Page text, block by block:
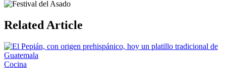
Related Article
Cocina